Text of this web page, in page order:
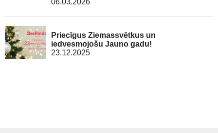
06.03.2026
Priecīgus Ziemassvētkus un
iedvesmojošu Jauno gadu!
23.12.2025